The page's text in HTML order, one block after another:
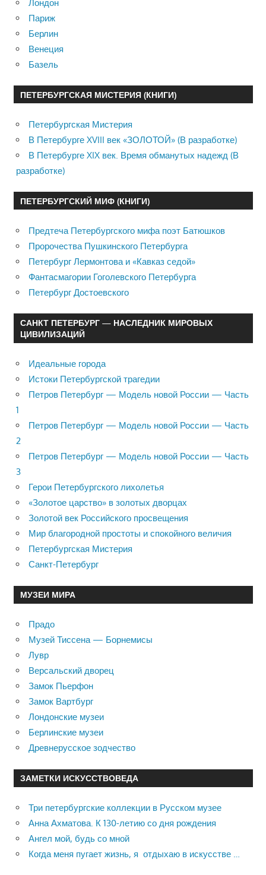
Лондон
Париж
Берлин
Венеция
Базель
ПЕТЕРБУРГСКАЯ МИСТЕРИЯ (КНИГИ)
Петербургская Мистерия
В Петербурге XVIII век «ЗОЛОТОЙ» (В разработке)
В Петербурге XIX век. Время обманутых надежд (В
разработке)
ПЕТЕРБУРГСКИЙ МИФ (КНИГИ)
Предтеча Петербургского мифа поэт Батюшков
Пророчества Пушкинского Петербурга
Петербург Лермонтова и «Кавказ седой»
Фантасмагории Гоголевского Петербурга
Петербург Достоевского
САНКТ ПЕТЕРБУРГ — НАСЛЕДНИК МИРОВЫХ
ЦИВИЛИЗАЦИЙ
Идеальные города
Истоки Петербургской трагедии
Петров Петербург — Модель новой России — Часть
1
Петров Петербург — Модель новой России — Часть
2
Петров Петербург — Модель новой России — Часть
3
Герои Петербургского лихолетья
«Золотое царство» в золотых дворцах
Золотой век Российского просвещения
Мир благородной простоты и спокойного величия
Петербургская Мистерия
Санкт-Петербург
МУЗЕИ МИРА
Прадо
Музей Тиссена — Борнемисы
Лувр
Версальский дворец
Замок Пьерфон
Замок Вартбург
Лондонские музеи
Берлинские музеи
Древнерусское зодчество
ЗАМЕТКИ ИСКУССТВОВЕДА
Три петербургские коллекции в Русском музее
Анна Ахматова. К 130-летию со дня рождения
Ангел мой, будь со мной
Когда меня пугает жизнь, я отдыхаю в искусстве …